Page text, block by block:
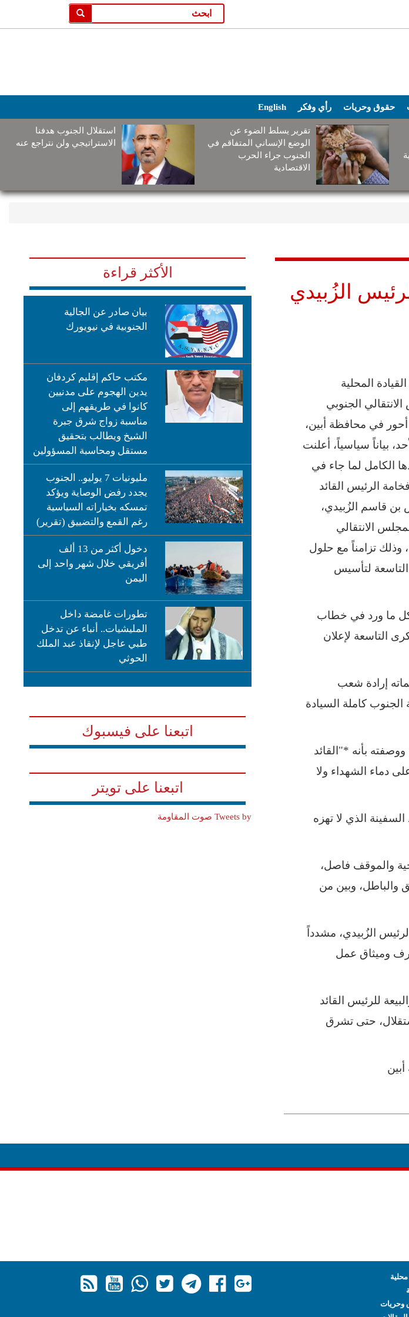
حقوق وحريات رأي وفكر English
تقرير يسلط الضوء عن
الوضع الإنساني المتفاقم في
الجنوب جراء الحرب
الاقتصادية
استقلال الجنوب هدفنا
الاستراتيجي ولن نتراجع عنه
الزُبيدي
المحلية
الجنوبي
أحور في محافظة أبين،
بياناً سياسياً، أعلنت
الكامل لما جاء في
الرئيس القائد
قاسم الزُبيدي،
الانتقالي
وذلك تزامناً مع حلول
التاسعة لتأسيس
لكل ما ورد في خطاب
التاسعة لإعلان
إرادة شعب
كاملة السيادة
بأنه *"القائد
دماء الشهداء ولا
الذي لا تهزه
والموقف فاصل،
وبين من
الزُبيدي، مشدداً
وميثاق عمل
للرئيس القائد
حتى تشرق
الأكثر قراءة
بيان صادر عن الجالية
الجنوبية في نيويورك
مكتب حاكم إقليم كردفان
يدين الهجوم على مدنيين
كانوا في طريقهم إلى
مناسبة زواج شرق جبرة
الشيخ ويطالب بتحقيق
مستقل ومحاسبة المسؤولين
مليونيات 7 يوليو.. الجنوب
يجدد رفض الوصاية ويؤكد
تمسكه بخياراته السياسية
رغم القمع والتضييق (تقرير)
دخول أكثر من 13 ألف
أفريقي خلال شهر واحد إلى
اليمن
تطورات غامضة داخل
المليشيات.. أنباء عن تدخل
طبي عاجل لإنقاذ عبد الملك
الحوثي
اتبعنا على فيسبوك
اتبعنا على تويتر
Tweets by صوت المقاومة
محلية
وحريات